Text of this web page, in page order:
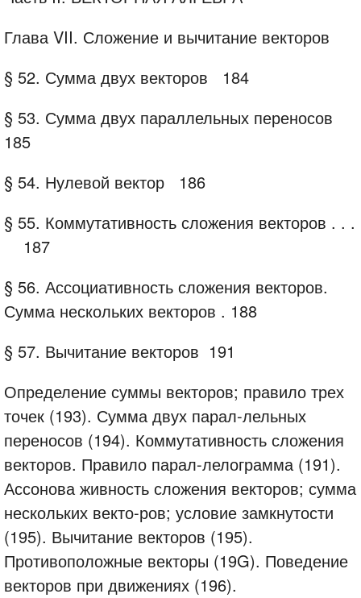
Глава VII. Сложение и вычитание векторов
§ 52. Сумма двух векторов
184
§ 53. Сумма двух параллельных переносов
185
§ 54. Нулевой вектор
186
§ 55. Коммутативность сложения векторов . . .
187
§ 56. Ассоциативность сложения векторов.
Сумма нескольких векторов . 188
§ 57. Вычитание векторов 191
Определение суммы векторов; правило трех
точек (193). Сумма двух парал-лельных
переносов (194). Коммутативность сложения
векторов. Правило парал-лелограмма (191).
Ассонова живность сложения векторов; сумма
нескольких векто-ров; условие замкнутости
(195). Вычитание векторов (195).
Противоположные векторы (19G). Поведение
векторов при движениях (196).